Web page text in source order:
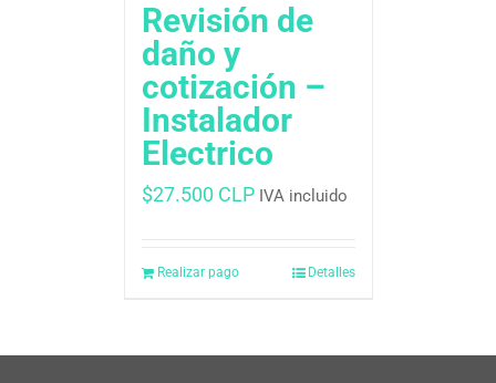
Revisión de
daño y
cotización –
Instalador
Electrico
$27.500 CLP IVA incluido
Realizar pago Detalles